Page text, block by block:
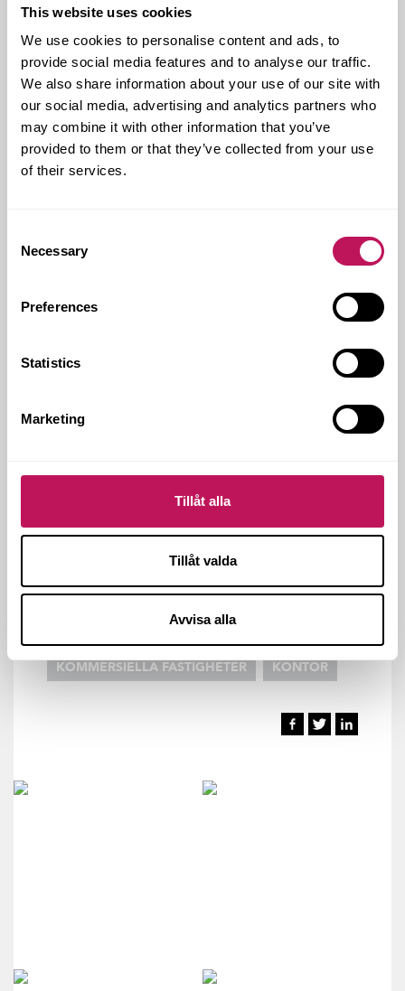
This website uses cookies
We use cookies to personalise content and ads, to
provide social media features and to analyse our traffic.
We also share information about your use of our site with
our social media, advertising and analytics partners who
may combine it with other information that you’ve
provided to them or that they’ve collected from your use
of their services.
Selection
Necessary
Preferences
Statistics
Marketing
Tillåt alla
Tillåt valda
Avvisa alla
Resultat
Tack vare upplägget kunde Forsen öka effektiviteten,
höja flexibiliteten och sänka kostnaderna. Projektet
genomfördes med full kostnadskontroll i alla led och
huvudkontoret kunde invigas på utsatt tid.
Byggnaden är nu ett viktigt landmärke i Borås och en
av attraktionerna längs riksväg 40.
Forsens uppdrag:
Genomförandeform:
Management
KOMMERSIELLA FASTIGHETER
KONTOR